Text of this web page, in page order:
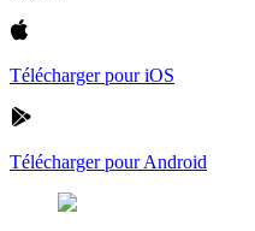
Télécharger pour iOS
Télécharger pour Android